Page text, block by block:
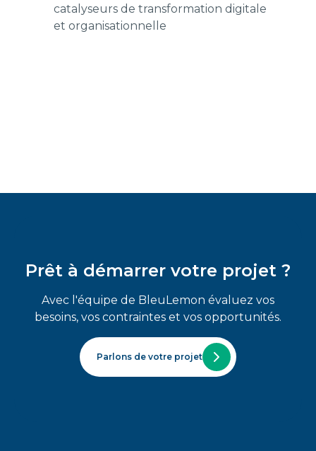
catalyseurs de transformation digitale
et organisationnelle
Prêt à démarrer votre projet ?
Avec l'équipe de BleuLemon évaluez vos
besoins, vos contraintes et vos opportunités.
Parlons de votre projet